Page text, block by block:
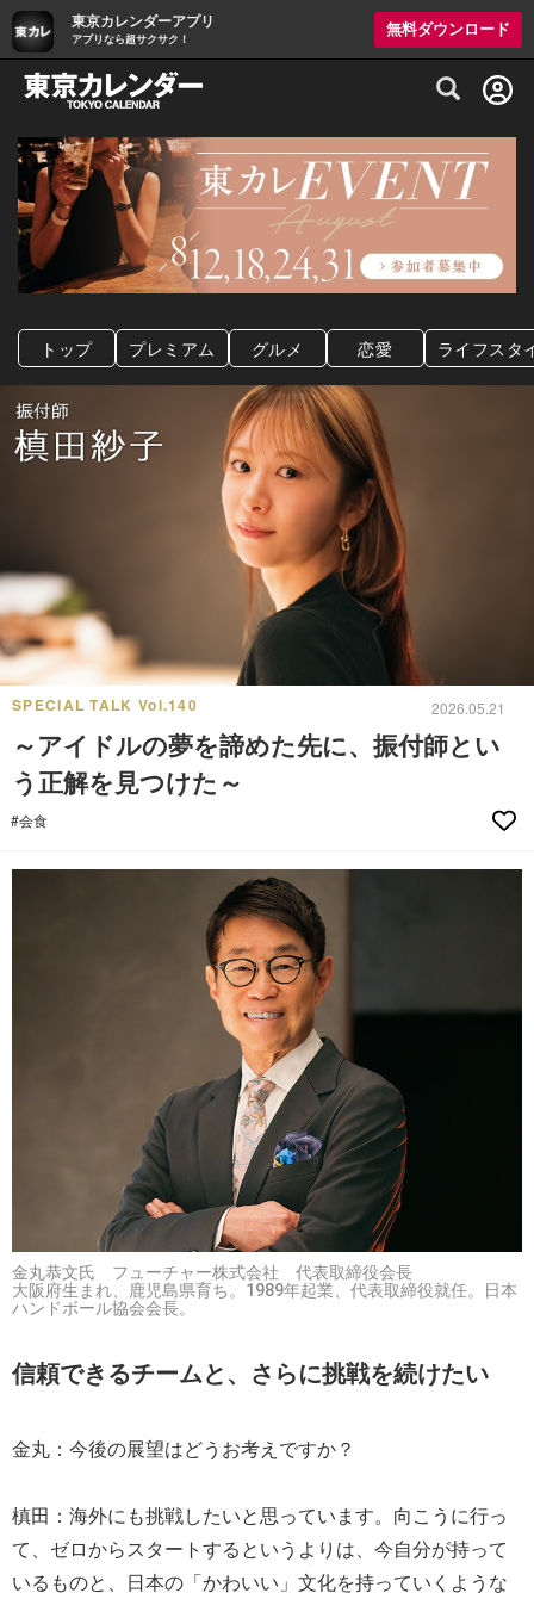
東京カレンダーアプリ
アプリなら超サクサク！
無料ダウンロード
グルメ情報・プレミアムレストラン予約
トップ プレミアム グルメ 恋愛 ライフスタ
SPECIAL TALK Vol.140 2026.05.21
～アイドルの夢を諦めた先に、振付師とい
う正解を見つけた～
#会食
金丸恭文氏 フューチャー株式会社 代表取締役会長
大阪府生まれ、鹿児島県育ち。1989年起業、代表取締役就任。日本
ハンドボール協会会長。
信頼できるチームと、さらに挑戦を続けたい
金丸：今後の展望はどうお考えですか？
槙田：海外にも挑戦したいと思っています。向こうに行っ
て、ゼロからスタートするというよりは、今自分が持って
いるものと、日本の「かわいい」文化を持っていくような